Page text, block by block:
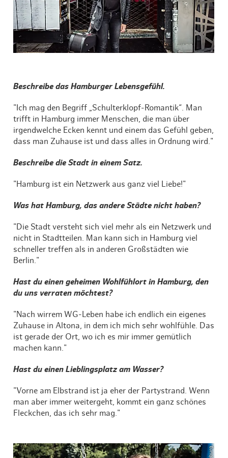
Beschreibe das Hamburger Lebensgefühl.
"Ich mag den Begriff „Schulterklopf-Romantik“. Man
trifft in Hamburg immer Menschen, die man über
irgendwelche Ecken kennt und einem das Gefühl geben,
dass man Zuhause ist und dass alles in Ordnung wird."
Beschreibe die Stadt in einem Satz.
"Hamburg ist ein Netzwerk aus ganz viel Liebe!"
Was hat Hamburg, das andere Städte nicht haben?
"Die Stadt versteht sich viel mehr als ein Netzwerk und
nicht in Stadtteilen. Man kann sich in Hamburg viel
schneller treffen als in anderen Großstädten wie
Berlin."
Hast du einen geheimen Wohlfühlort in Hamburg, den
du uns verraten möchtest?
"Nach wirrem WG-Leben habe ich endlich ein eigenes
Zuhause in Altona, in dem ich mich sehr wohlfühle. Das
ist gerade der Ort, wo ich es mir immer gemütlich
machen kann."
Hast du einen Lieblingsplatz am Wasser?
"Vorne am Elbstrand ist ja eher der Partystrand. Wenn
man aber immer weitergeht, kommt ein ganz schönes
Fleckchen, das ich sehr mag."